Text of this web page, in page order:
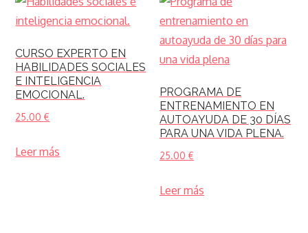
CURSO EXPERTO EN
HABILIDADES SOCIALES
E INTELIGENCIA
EMOCIONAL.
25.00 €
Leer más
PROGRAMA DE
ENTRENAMIENTO EN
AUTOAYUDA DE 30 DÍAS
PARA UNA VIDA PLENA.
25.00 €
Leer más